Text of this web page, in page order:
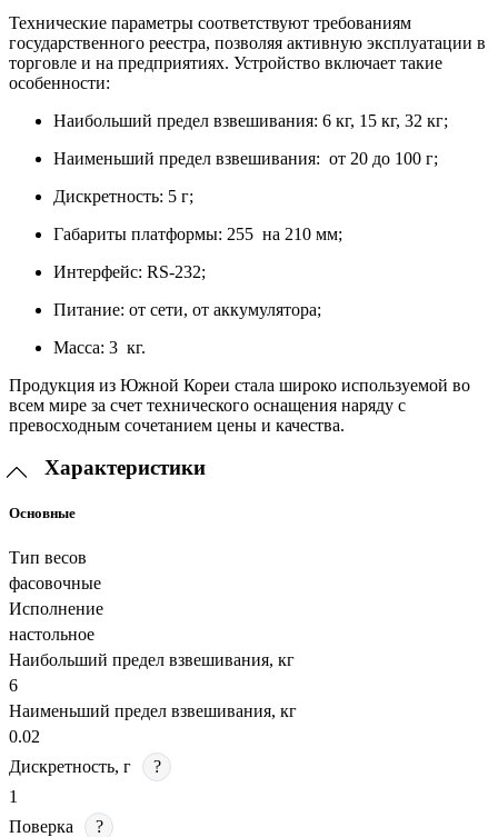
Технические параметры соответствуют требованиям
государственного реестра, позволяя активную эксплуатации в
торговле и на предприятиях. Устройство включает такие
особенности:
Наибольший предел взвешивания: 6 кг, 15 кг, 32 кг;
Наименьший предел взвешивания: от 20 до 100 г;
Дискретность: 5 г;
Габариты платформы: 255 на 210 мм;
Интерфейс: RS-232;
Питание: от сети, от аккумулятора;
Масса: 3 кг.
Продукция из Южной Кореи стала широко используемой во
всем мире за счет технического оснащения наряду с
превосходным сочетанием цены и качества.
Характеристики
Основные
Тип весов
фасовочные
Исполнение
настольное
Наибольший предел взвешивания, кг
6
Наименьший предел взвешивания, кг
0.02
Дискретность, г
?
1
Поверка
?